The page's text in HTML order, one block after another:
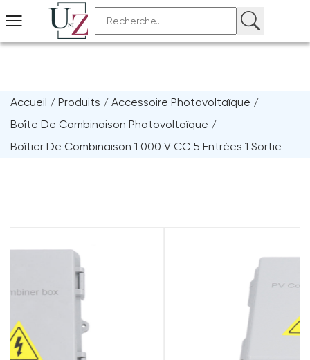
Accueil / Produits / Accessoire Photovoltaïque /
Boîte De Combinaison Photovoltaïque /
Boîtier De Combinaison 1 000 V CC 5 Entrées 1 Sortie